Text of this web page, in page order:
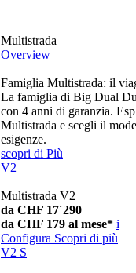
Multistrada
Overview
Famiglia Multistrada: il
La famiglia di Big Dual
con 4 anni di garanzia.
Multistrada e scegli il
esigenze.
scopri di Più
V2
Multistrada V2
da CHF 17´290
da CHF 179 al mese* i
Configura Scopri di più
V2 S